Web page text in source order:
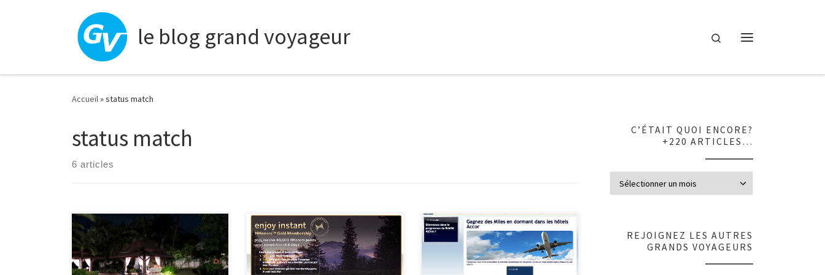
le blog grand voyageur
Search
Accueil»status match
status match
6 articles
Grace au blog View from the Wing j’ai
trouvé une autre offre de statut
Platinum chez Accor. Il faut s’inscrire
avant le 31 mai pour les membres
Cette offre n’est plus disponible. Pour
ne plus ratez les bons plans inscrivez-
vous maintenant au Flux RSS ou
devenez Fan sur Facebook. Apres
Cette offre n’est plus disponible. Pour
ne plus ratez les bons plans inscrivez-
vous maintenant au Flux RSS ou
devenez Fan sur Facebook Merci au
C’ÉTAIT QUOI ENCORE?
+220 ARTICLES…
REJOIGNEZ LES AUTRES
GRANDS VOYAGEURS